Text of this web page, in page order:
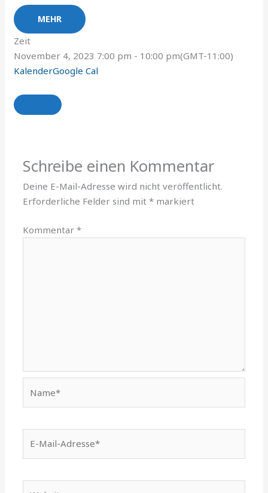
MEHR
Zeit
November 4, 2023 7:00 pm - 10:00 pm(GMT-11:00)
KalenderGoogle Cal
Schreibe einen Kommentar
Deine E-Mail-Adresse wird nicht veröffentlicht.
Erforderliche Felder sind mit* markiert
Kommentar*
Mail-